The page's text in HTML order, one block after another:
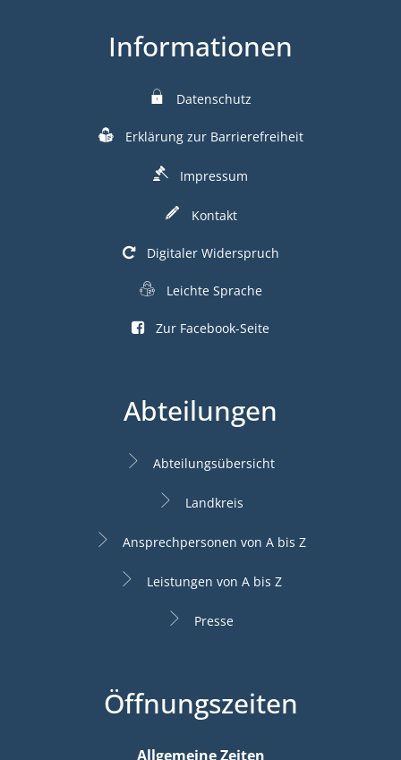
Informationen
Datenschutz
Erklärung zur Barrierefreiheit
Impressum
Kontakt
Digitaler Widerspruch
Leichte Sprache
Zur Facebook-Seite
Abteilungen
Abteilungsübersicht
Landkreis
Ansprechpersonen von A bis Z
Leistungen von A bis Z
Presse
Öffnungszeiten
Allgemeine Zeiten